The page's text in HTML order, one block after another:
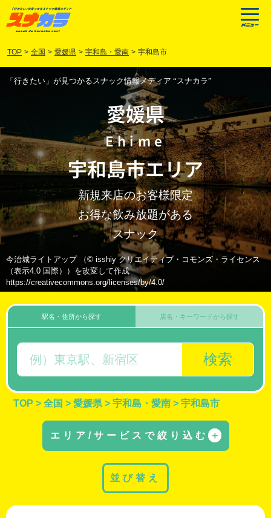
TOP > 全国 > 愛媛県 > 宇和島・愛南 > 宇和島市
「行きたい」が見つかるスナック情報メディア “スナカラ”
愛媛県
Ehime
宇和島市エリア
新規来店のお客様限定
お得な飲み放題がある
スナック
今治城ライトアップ （© isshiy クリエイティブ・コモンズ・ライセンス
（表示4.0 国際））を改変して作成
https://creativecommons.org/licenses/by/4.0/
駅名・住所から探す
検索
店名・キーワードから探す
TOP > 全国 > 愛媛県 > 宇和島・愛南 > 宇和島市
エリア/サービスで絞り込む ＋
並び替え